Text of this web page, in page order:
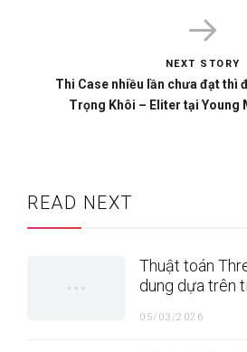
NEXT STORY
Thi Case nhiều lần chưa đạt thì
Trọng Khôi – Eliter tại Young
READ NEXT
Thuật toán
dung dựa trên
05/03/2026